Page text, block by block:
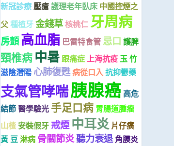
新冠診療壓瘡護理老年臥床 中國控煙之
父種植牙金錢草核桃仁 牙周病
房顫高血脂 巴雷特食管 忌口 護脾
頸椎病 中暑跟痛症上海抗疫玉 竹
滋陰潛陽 心肺復甦病從口入抗抑鬱藥
支氣管哮喘胰腺癌 高危
結節醫學驗光 手足口病 胃腸道腫瘤
山楂 安裝假牙 戒煙 中耳炎 片仔癀
黃 豆淋病 骨關節炎聽力衰退 角膜炎